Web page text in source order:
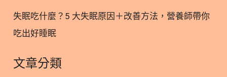
失眠吃什麼？5 大失眠原因＋改善方法，營養師帶你
吃出好睡眠
文章分類